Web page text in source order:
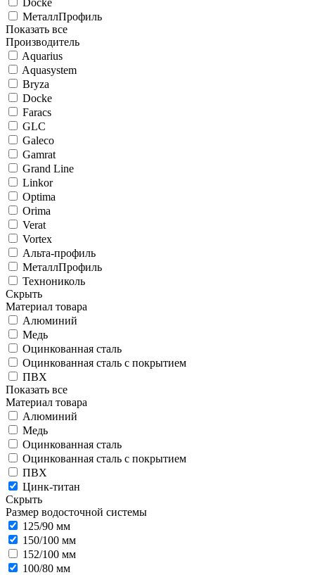
МеталлПрофиль
Показать все
Производитель
Aquarius
Aquasystem
Bryza
Docke
Faracs
GLC
Galeco
Gamrat
Grand Line
Linkor
Optima
Orima
Verat
Vortex
Альта-профиль
МеталлПрофиль
Технониколь
Скрыть
Материал товара
Алюминий
Медь
Оцинкованная сталь
Оцинкованная сталь с покрытием
ПВХ
Показать все
Материал товара
Алюминий
Медь
Оцинкованная сталь
Оцинкованная сталь с покрытием
ПВХ
Цинк-титан
Скрыть
Размер водосточной системы
125/90 мм
150/100 мм
152/100 мм
100/80 мм